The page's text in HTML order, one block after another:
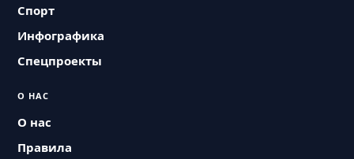
Спорт
Инфографика
Спецпроекты
О НАС
О нас
Правила